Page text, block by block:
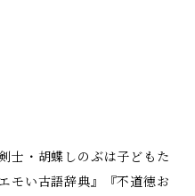
士・胡蝶しのぶは子どもた
モい古語辞典』『不道徳お